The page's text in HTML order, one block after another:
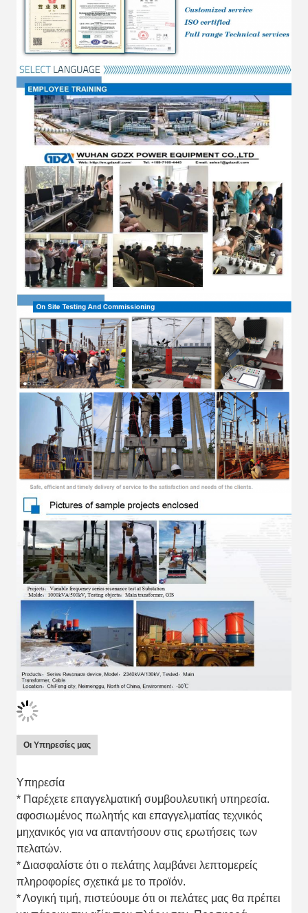
Οι Υπηρεσίες μας
Υπηρεσία
* Παρέχετε επαγγελματική συμβουλευτική υπηρεσία.
αφοσιωμένος πωλητής και επαγγελματίας τεχνικός
μηχανικός για να απαντήσουν στις ερωτήσεις των
πελατών.
* Διασφαλίστε ότι ο πελάτης λαμβάνει λεπτομερείς
πληροφορίες σχετικά με το προϊόν.
* Λογική τιμή, πιστεύουμε ότι οι πελάτες μας θα πρέπει